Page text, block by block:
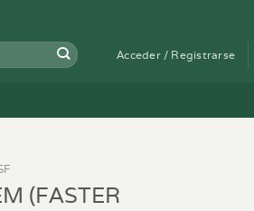
Acceder / Registrarse
(FASTER